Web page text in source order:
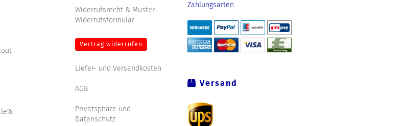
Widerrufsrecht & Muster-
Widerrufsformular
Vertrag widerrufen
Liefer- und Versandkosten
AGB
Privatsphäre und
Datenschutz
Zahlungsarten
Versand